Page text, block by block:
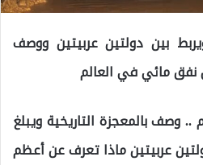
من 170 كم ويربط بين دولتين عربيتين ووصف
مائي في العالم
وصف بالمعجزة التاريخية ويبلغ
دولتين عربيتين ماذا تعرف عن أعظم